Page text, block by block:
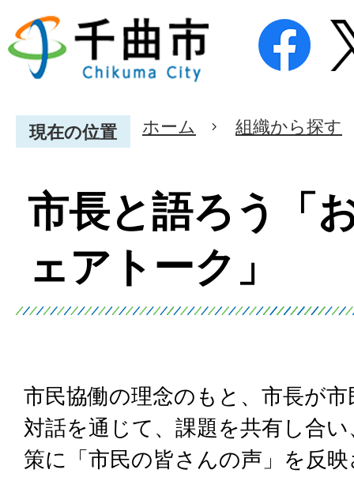
現在の位置 ホーム 組織から探す
市長と語ろう「
ェアトーク」
市民協働の理念のもと、市長が
対話を通じて、課題を共有し合
策に「市民の皆さんの声」を反